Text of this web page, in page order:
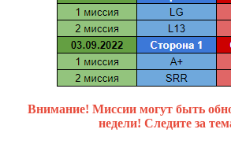
Внимание! Миссии могут быть
недели! Следите за